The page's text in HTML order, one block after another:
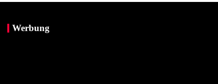
Werbung